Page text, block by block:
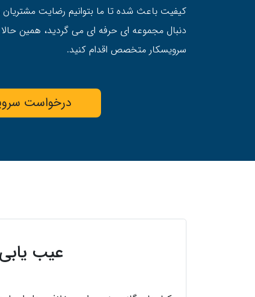
کیفیت باعث شده تا ما بتوانیم رضایت
دنبال مجموعه ای حرفه ای می گردید، همین
سرویسکار متخصص اقدام کنید.
درخواست
عیب